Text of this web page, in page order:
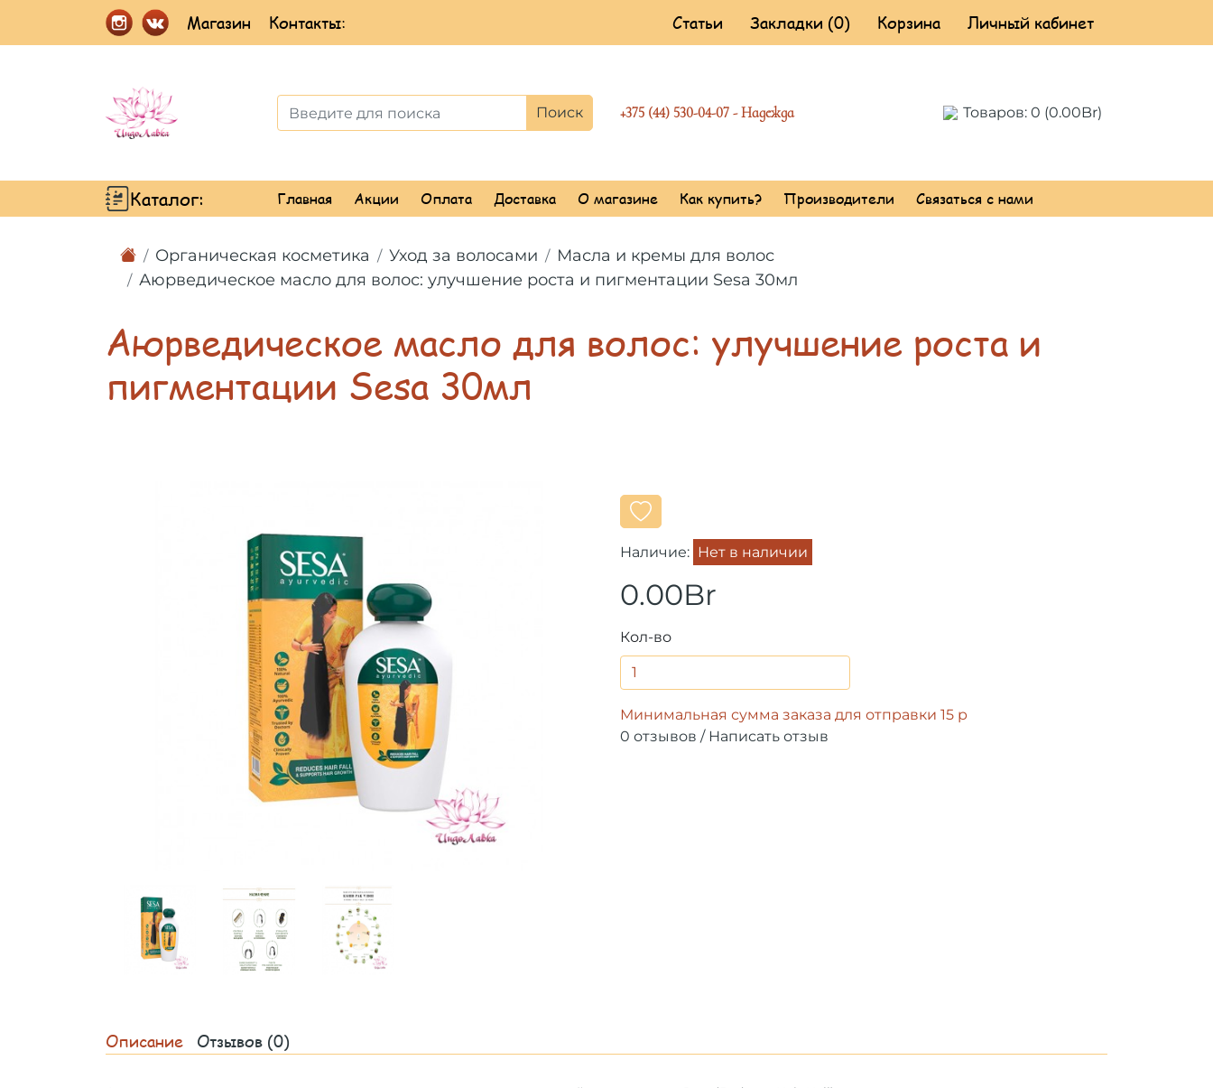
Магазин Контакты: Статьи Закладки (0) Корзина Личный кабинет
Поиск +375 (44) 530-04-07 - Надежда Товаров: 0 (0.00Br)
Каталог: Главная Акции Оплата Доставка О магазине Как купить? Производители Связаться с нами
Органическая косметика Уход за волосами
Масла и кремы для волос
Аюрведическое масло для волос: улучшение роста и пигментации Sesa 30мл
Аюрведическое масло для волос: улучшение роста и
пигментации Sesa 30мл
Наличие: Нет в наличии
0.00Br
Кол-во
Минимальная сумма заказа для отправки 15 р
0 отзывов / Написать отзыв
Описание Отзывов (0)